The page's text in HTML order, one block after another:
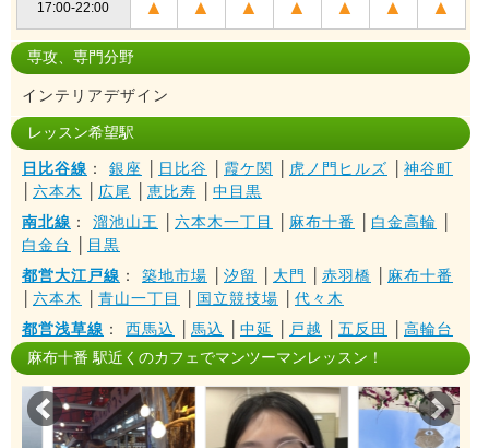
17:00-22:00 ▲ ▲ ▲ ▲ ▲ ▲ ▲
専攻、専門分野
インテリアデザイン
レッスン希望駅
日比谷線 ： 銀座 日比谷 霞ケ関 虎ノ門ヒルズ
神谷町
六本木 広尾 恵比寿
中目黒
南北線 ： 溜池山王 六本木一丁目 麻布十番 白金高輪
白金台
目黒
都営大江戸線 ： 築地市場 汐留 大門 赤羽橋
麻布十番
六本木 青山一丁目 国立競技場
代々木
都営浅草線 ： 西馬込 馬込 中延 戸越 五反田
高輪台
麻布十番 駅近くのカフェでマンツーマンレッスン！
Prev